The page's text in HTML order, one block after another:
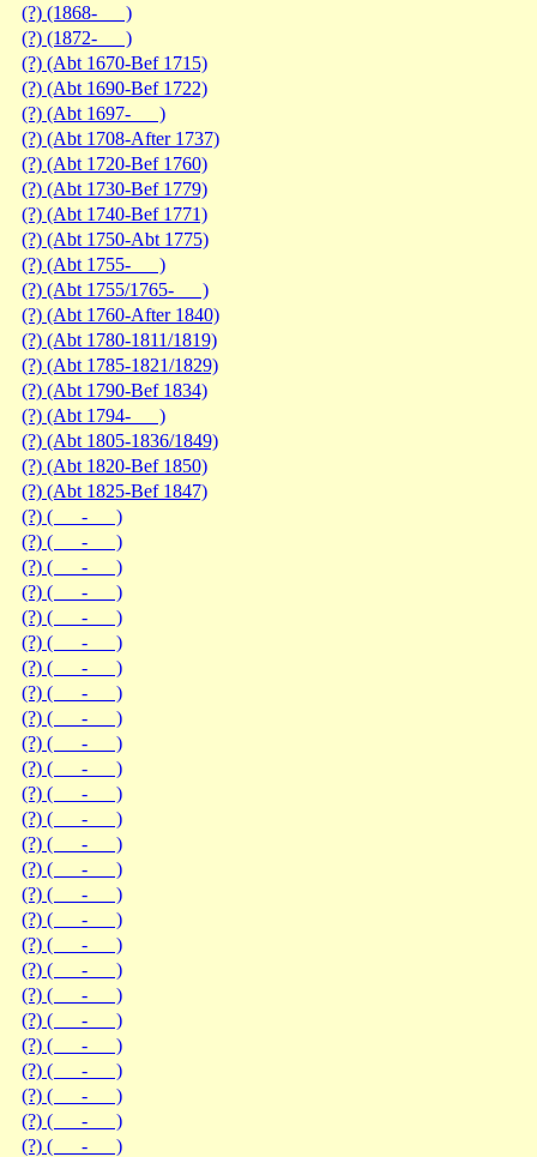
(?) (1868- )
(?) (1872- )
(?) (Abt 1670-Bef 1715)
(?) (Abt 1690-Bef 1722)
(?) (Abt 1697- )
(?) (Abt 1708-After 1737)
(?) (Abt 1720-Bef 1760)
(?) (Abt 1730-Bef 1779)
(?) (Abt 1740-Bef 1771)
(?) (Abt 1750-Abt 1775)
(?) (Abt 1755- )
(?) (Abt 1755/1765- )
(?) (Abt 1760-After 1840)
(?) (Abt 1780-1811/1819)
(?) (Abt 1785-1821/1829)
(?) (Abt 1790-Bef 1834)
(?) (Abt 1794- )
(?) (Abt 1805-1836/1849)
(?) (Abt 1820-Bef 1850)
(?) (Abt 1825-Bef 1847)
(?) ( - )
(?) ( - )
(?) ( - )
(?) ( - )
(?) ( - )
(?) ( - )
(?) ( - )
(?) ( - )
(?) ( - )
(?) ( - )
(?) ( - )
(?) ( - )
(?) ( - )
(?) ( - )
(?) ( - )
(?) ( - )
(?) ( - )
(?) ( - )
(?) ( - )
(?) ( - )
(?) ( - )
(?) ( - )
(?) ( - )
(?) ( - )
(?) ( - )
(?) ( - )